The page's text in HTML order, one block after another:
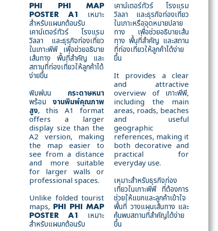
PHI PHI MAP
POSTER A1
เหมาะ
สำหรับแผนกต้อนรับ
เคาน์เตอร์ทัวร์ โรงแรม
วิลลา และธุรกิจท่องเที่ยว
ในเกาะพีพี เพื่อช่วยอธิบาย
เส้นทาง พื้นที่สำคัญ และ
สถานที่ท่องเที่ยวให้ลูกค้าได้
ง่ายขึ้น
พิมพ์บน กระดาษหนา
พร้อม งานพิมพ์คุณภาพ
สูง, this A1 format
offers a larger
display size than the
A2 version, making
the map easier to
see from a distance
and more suitable
for larger walls or
professional spaces.
Unlike folded tourist
maps, PHI PHI MAP
POSTER A1
เหมาะ
สำหรับแผนกต้อนรับ
เคาน์เตอร์ทัวร์ โรงแรม
วิลลา และธุรกิจท่องเที่ยว
ในเกาะหรือจุดหมายปลาย
ทาง เพื่อช่วยอธิบายเส้น
ทาง พื้นที่สำคัญ และสถาน
ที่ท่องเที่ยวให้ลูกค้าได้ง่าย
ขึ้น
It provides a clear
and attractive
overview of เกาะพีพี,
including the main
areas, roads, beaches
and useful
geographic
references, making it
both decorative and
practical for
everyday use.
เหมาะสำหรับธุรกิจท่อง
เที่ยวในเกาะพีพี ที่ต้องการ
ช่วยให้แขกและลูกค้าเข้าใจ
พื้นที่ วางแผนเส้นทาง และ
ค้นพบสถานที่สำคัญได้ง่าย
ขึ้น